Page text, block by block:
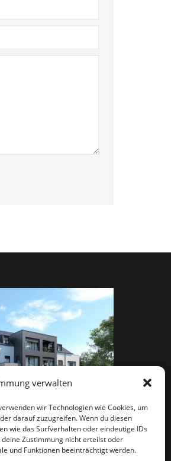
verwalten
wir Technologien wie Cookies, um
darauf zuzugreifen. Wenn du diesen
wie das Surfverhalten oder eindeutige IDs
Zustimmung nicht erteilst oder
und Funktionen beeinträchtigt werden.